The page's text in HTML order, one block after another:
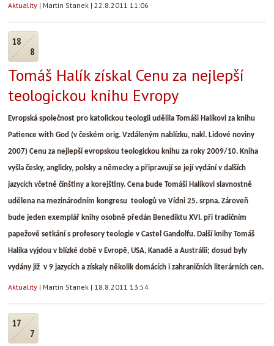
Aktuality | Martin Stanek | 22.8.2011 11:06
18
8
Tomáš Halík získal Cenu za nejlepší
teologickou knihu Evropy
Evropská společnost pro katolickou teologii udělila Tomáši Halíkovi za knihu
Patience with God (v českém orig. Vzdáleným nablízku, nakl. Lidové noviny
2007) Cenu za nejlepší evropskou teologickou knihu za roky 2009/10. Kniha
vyšla česky, anglicky, polsky a německy a připravují se její vydání v dalších
jazycích včetně čínštiny a korejštiny. Cena bude Tomáši Halíkovi slavnostně
udělena na mezinárodním kongresu teologů ve Vídni 25. srpna. Zároveň
bude jeden exemplář knihy osobně předán Benediktu XVI. při tradičním
papežově setkání s profesory teologie v Castel Gandolfu. Další knihy Tomáš
Halíka vyjdou v blízké době v Evropě, USA, Kanadě a Austrálii; dosud byly
vydány již v 9 jazycích a získaly několik domácích i zahraničních literárních cen.
Aktuality | Martin Stanek | 18.8.2011 13:54
17
7